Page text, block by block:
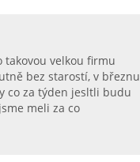
takovou velkou firmu
bez starostí, v březnu
co za týden jesltli budu
meli za co